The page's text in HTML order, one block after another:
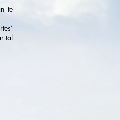
te
tal